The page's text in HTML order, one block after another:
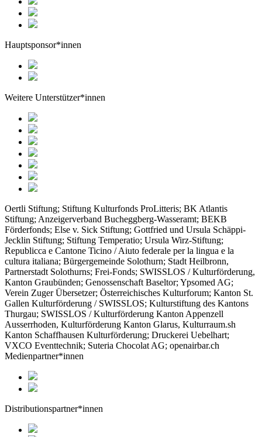
Hauptsponsor*innen
Weitere Unterstützer*innen
Oertli Stiftung; Stiftung Kulturfonds ProLitteris; BK Atlantis
Stiftung; Anzeigerverband Bucheggberg-Wasseramt; BEKB
Förderfonds; Else v. Sick Stiftung; Gottfried und Ursula Schäppi-
Jecklin Stiftung; Stiftung Temperatio; Ursula Wirz-Stiftung;
Republicca e Cantone Ticino / Aiuto federale per la lingua e la
cultura italiana; Bürgergemeinde Solothurn; Stadt Heilbronn,
Partnerstadt Solothurns; Frei-Fonds; SWISSLOS / Kulturförderung,
Kanton Graubünden; Genossenschaft Baseltor; Ypsomed AG;
Verein Zuger Übersetzer; Österreichisches Kulturforum; Kanton St.
Gallen Kulturförderung / SWISSLOS; Kulturstiftung des Kantons
Thurgau; SWISSLOS / Kulturförderung Kanton Appenzell
Ausserrhoden, Kulturförderung Kanton Glarus, Kulturraum.sh
Kanton Schaffhausen Kulturförderung; Druckerei Uebelhart;
VXCO Eventtechnik; Suteria Chocolat AG; openairbar.ch
Medienpartner*innen
Distributionspartner*innen